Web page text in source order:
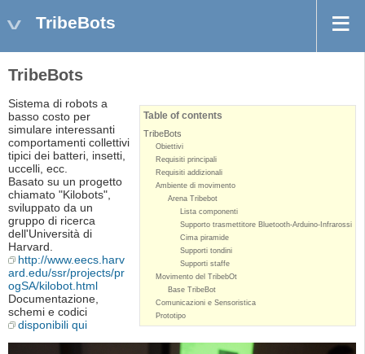
TribeBots
TribeBots
Table of contents
TribeBots
Obiettivi
Requisiti principali
Requisiti addizionali
Ambiente di movimento
Arena Tribebot
Lista componenti
Supporto trasmettitore Bluetooth-Arduino-Infrarossi
Cima piramide
Supporti tondini
Supporti staffe
Movimento del TribebOt
Base TribeBot
Comunicazioni e Sensoristica
Prototipo
Sistema di robots a
basso costo per
simulare interessanti
comportamenti collettivi
tipici dei batteri, insetti,
uccelli, ecc.
Basato su un progetto
chiamato "Kilobots",
sviluppato da un
gruppo di ricerca
dell'Università di
Harvard.
http://www.eecs.harv
ard.edu/ssr/projects/pr
ogSA/kilobot.html
Documentazione,
schemi e codici
disponibili qui